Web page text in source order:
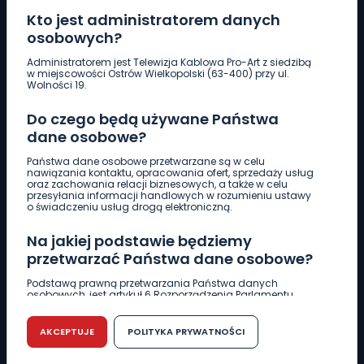
Kto jest administratorem danych
osobowych?
Administratorem jest Telewizja Kablowa Pro-Art z siedzibą
w miejscowości Ostrów Wielkopolski (63-400) przy ul.
Wolności 19.
Do czego będą używane Państwa
dane osobowe?
Państwa dane osobowe przetwarzane są w celu
nawiązania kontaktu, opracowania ofert, sprzedaży usług
oraz zachowania relacji biznesowych, a także w celu
przesyłania informacji handlowych w rozumieniu ustawy
o świadczeniu usług drogą elektroniczną.
Na jakiej podstawie będziemy
przetwarzać Państwa dane osobowe?
Podstawą prawną przetwarzania Państwa danych
osobowych, jest artykuł 6 Rozporządzenia Parlamentu
r. w sprawie ochrony osób fizycznych w związku z
przetwarzaniem danych osobowych w sprawie
swobodnego przepływu takich danych oraz uchylenia
dyrektywy 95/46/WE (RODO).
AKCEPTUJE POLITYKA PRYWATNOŚCI
Pobierz logotyp
661 997 997
REDAKCJA
62 735 22 22redakcja@wlkp24.info
DZIAŁ REKLAMY
62 735 01 85 reklama@wlkp24.info
WIADOMOŚCI
CIEKAWOSTKI